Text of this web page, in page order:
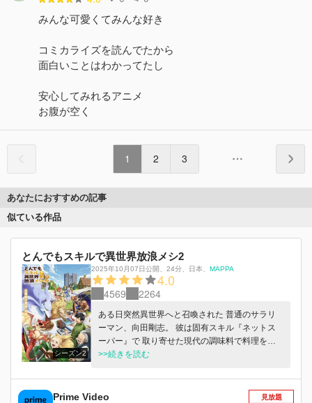
みんな可愛くてみんな好き
コミカライズを読んでたから
面白いことはわかってたし
安心してみれるアニメ
お腹が空く
1 2 3
あなたにおすすめの記事
似ている作品
とんでもスキルで異世界放浪メシ2
シーズン2
2025年10月07日公開 24分 日本 MAPPA
4.0
4569 2264
ある日突然異世界へと召喚された 普通のサラリ
ーマン、向田剛志。 彼は固有スキル『ネットス
ーパー』で 取り寄せた現代の調味料で料理を作
って食べて、 伝説の魔獣フェル・スライムのス
仲間も加わり、 美味しい旅が再び始まる！！
>>続きを読む
Prime Video 見放題